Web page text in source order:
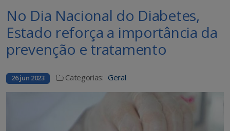
No Dia Nacional do Diabetes,
Estado reforça a importância da
prevenção e tratamento
26 jun 2023 Categorias: Geral